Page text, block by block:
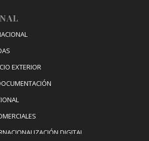
EXTERIOR
DIGITAL